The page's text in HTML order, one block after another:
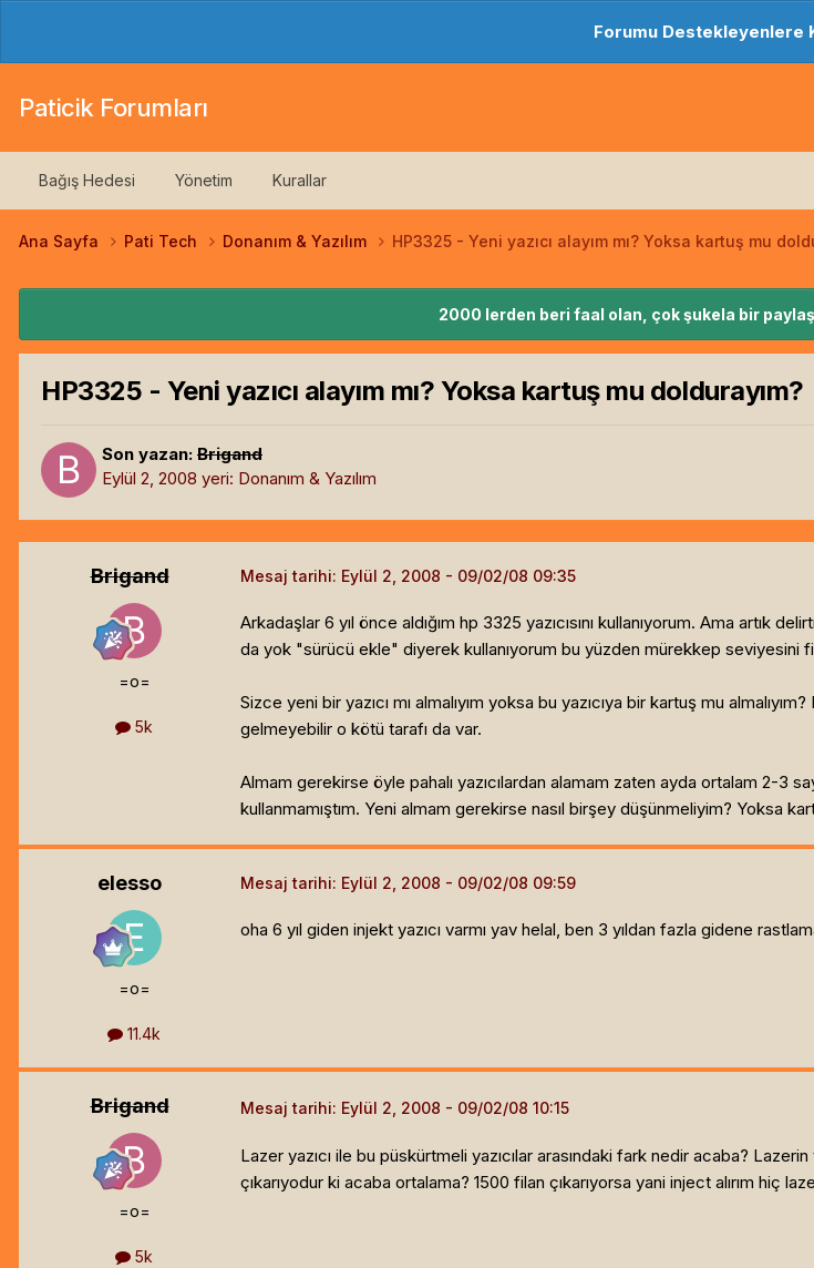
Forumu Destekleyenlere
Paticik Forumları
Bağış Hedesi Yönetim Kurallar
Ana Sayfa Pati Tech Donanım & Yazılım HP3325 - Yeni yazıcı alayım mı? Yoksa kartuş mu
2000 lerden beri faal olan, çok şukela bir
HP3325 - Yeni yazıcı alayım mı? Yoksa kartuş mu doldurayım?
Son yazan: Brigand
Eylül 2, 2008 yeri: Donanım & Yazılım
Brigand
=o=
5k
Mesaj tarihi: Eylül 2, 2008
Arkadaşlar 6 yıl önce aldığım hp 3325 yazıcısını kullanıyorum. Ama artık
da yok "sürücü ekle" diyerek kullanıyorum bu yüzden mürekkep seviyesini
Sizce yeni bir yazıcı mı almalıyım yoksa bu yazıcıya bir kartuş mu
gelmeyebilir o kötü tarafı da var.
Almam gerekirse öyle pahalı yazıcılardan alamam zaten ayda ortalam 2-3
kullanmamıştım. Yeni almam gerekirse nasıl birşey düşünmeliyim? Yoksa
elesso
=o=
11.4k
Mesaj tarihi: Eylül 2, 2008
oha 6 yıl giden injekt yazıcı varmı yav helal, ben 3 yıldan fazla gidene
Brigand
=o=
5k
Mesaj tarihi: Eylül 2, 2008
Lazer yazıcı ile bu püskürtmeli yazıcılar arasındaki fark nedir acaba?
çıkarıyodur ki acaba ortalama? 1500 filan çıkarıyorsa yani inject alırım hiç